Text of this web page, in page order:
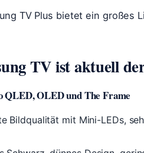
TV Plus bietet ein großes
TV ist aktuell
QLED, OLED und The Frame
Bildqualität mit Mini-LEDs,